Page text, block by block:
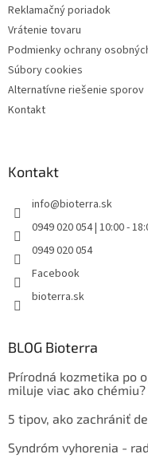
Reklamačný poriadok
Vrátenie tovaru
Podmienky ochrany
Súbory cookies
Alternatívne riešenie sporov
Kontakt
Kontakt
info@bioterra.sk
0949 020 054 | 10:00 -
0949 020 054
Facebook
bioterra.sk
BLOG Bioterra
Prírodná kozmetika po
miluje viac ako chémiu?
5 tipov, ako zachrániť
Syndróm vyhorenia -